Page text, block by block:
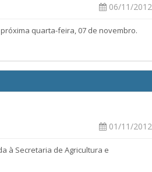
06/11/2012
quarta-feira, 07 de novembro.
01/11/2012
à Secretaria de Agricultura e